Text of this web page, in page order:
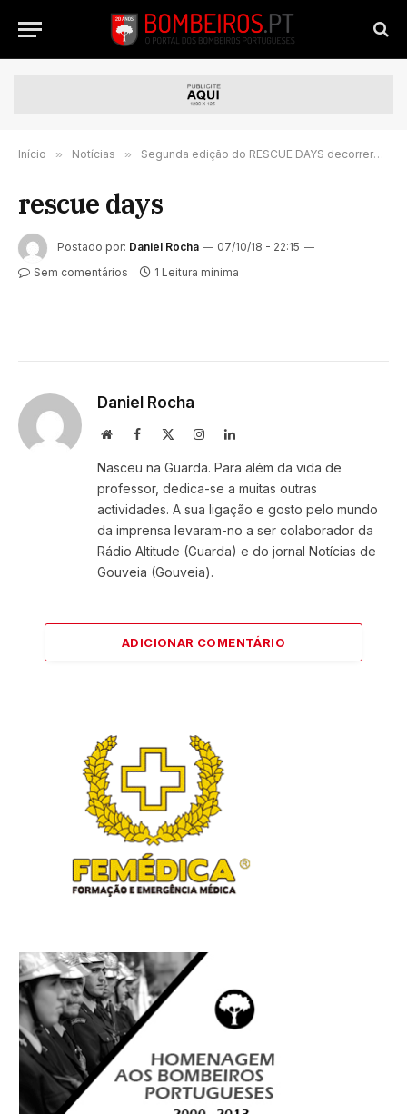
Início » Notícias » Segunda edição do RESCUE DAYS decorrerá na Póvoa de Varzim
rescue days
Postado por: Daniel Rocha
07/10/18 - 22:15
Sem comentários
1 Leitura mínima
Daniel Rocha
WebsiteFacebook InstagramLinkedIn
Nasceu na Guarda. Para além da vida de
professor, dedica-se a muitas outras
actividades. A sua ligação e gosto pelo mundo
da imprensa levaram-no a ser colaborador da
Rádio Altitude (Guarda) e do jornal Notícias de
Gouveia (Gouveia).
ADICIONAR COMENTÁRIO